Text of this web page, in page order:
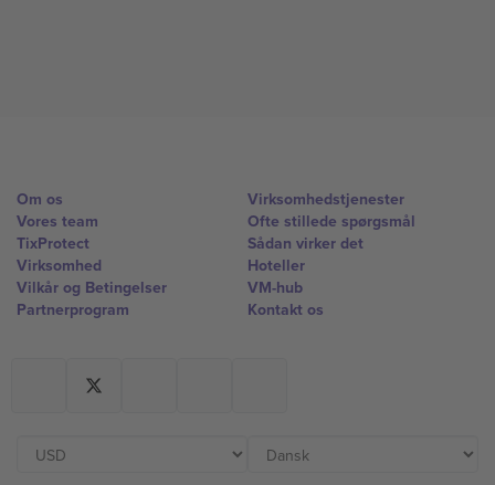
Om os
Vores team
TixProtect
Virksomhed
Vilkår og Betingelser
Partnerprogram
Virksomhedstjenester
Ofte stillede spørgsmål
Sådan virker det
Hoteller
VM-hub
Kontakt os